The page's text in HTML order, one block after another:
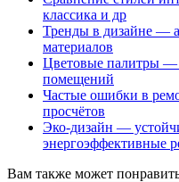
классика и др
Тренды в дизайне —
материалов
Цветовые палитры —
помещений
Частые ошибки в
просчётов
Эко-дизайн —
энергоэффективные
Вам также может